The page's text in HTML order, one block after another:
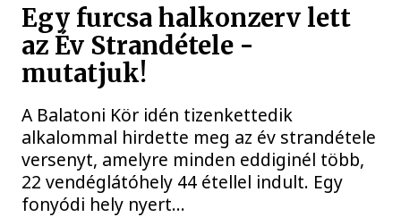
Egy furcsa halkonzerv lett
az Év Strandétele -
mutatjuk!
A Balatoni Kör idén tizenkettedik
alkalommal hirdette meg az év strandétele
versenyt, amelyre minden eddiginél több,
22 vendéglátóhely 44 étellel indult. Egy
fonyódi hely nyert...